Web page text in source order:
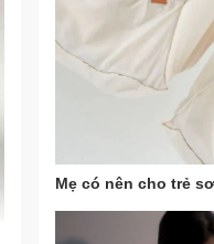
Mẹ có nên cho trẻ